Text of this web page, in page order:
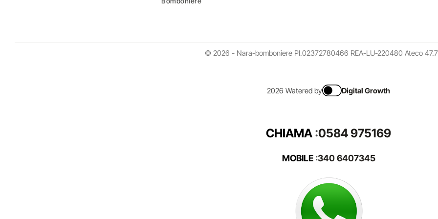
© 2026 - Nara-bomboniere PI.02372780466 REA-LU-220480 Ateco
2026 Watered by Digital Growth
CHIAMA :0584 975169
MOBILE:340 6407345